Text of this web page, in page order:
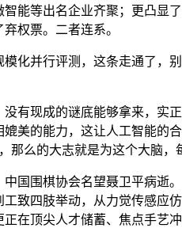
能等出名企业齐聚；更凸显
权票。二者连系。
并行评测，这条走通了，
有现成的谜底能够拿来，实
美的能力，这让人工智能的
那么的大志就是为这个大脑，
围棋协会名望聂卫平病逝。
致四肢举动，从力觉传感应
在顶尖人才储蓄、焦点手艺